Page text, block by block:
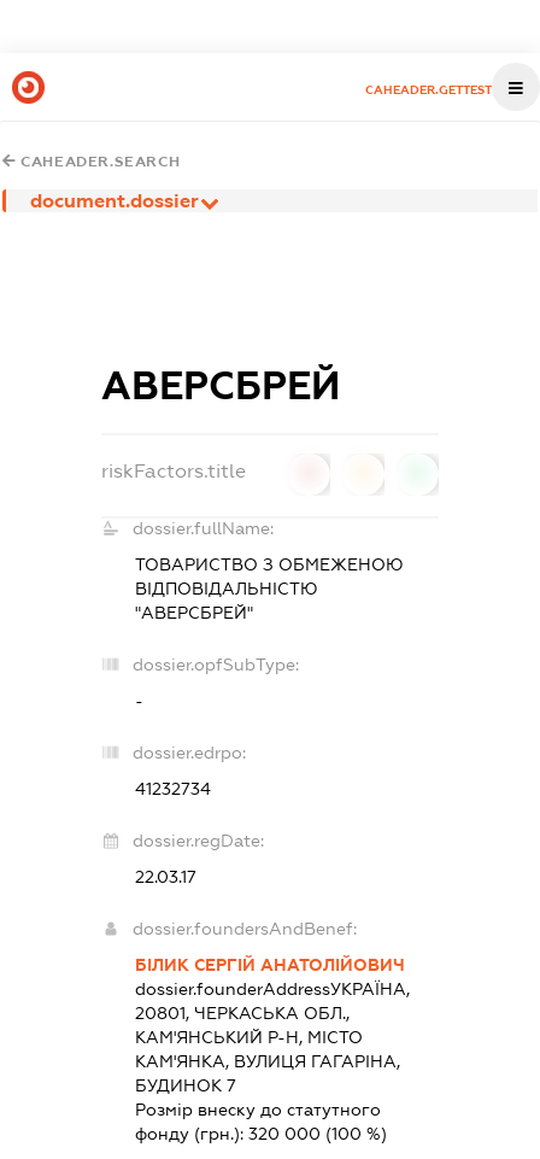
CAHEADER.GETTEST
CAHEADER.SEARCH
document.dossier
АВЕРСБРЕЙ
riskFactors.title
dossier.fullName:
ТОВАРИСТВО З ОБМЕЖЕНОЮ
ВІДПОВІДАЛЬНІСТЮ
"АВЕРСБРЕЙ"
dossier.opfSubType:
-
dossier.edrpo:
41232734
dossier.regDate:
22.03.17
dossier.foundersAndBenef:
БІЛИК СЕРГІЙ АНАТОЛІЙОВИЧ
dossier.founderAddressУКРАЇНА,
20801, ЧЕРКАСЬКА ОБЛ.,
КАМ'ЯНСЬКИЙ Р-Н, МІСТО
КАМ'ЯНКА, ВУЛИЦЯ ГАГАРІНА,
БУДИНОК 7
Розмір внеску до статутного
фонду (грн.):320 000 (100 %)